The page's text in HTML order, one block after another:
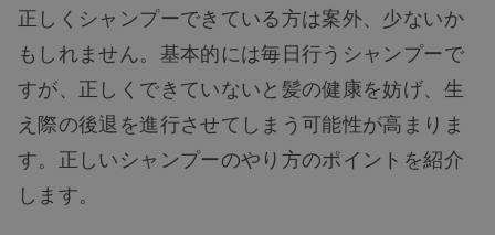
正しくシャンプーできている方は案外、少ないか
もしれません。基本的には毎日行うシャンプーで
すが、正しくできていないと髪の健康を妨げ、生
え際の後退を進行させてしまう可能性が高まりま
す。正しいシャンプーのやり方のポイントを紹介
します。